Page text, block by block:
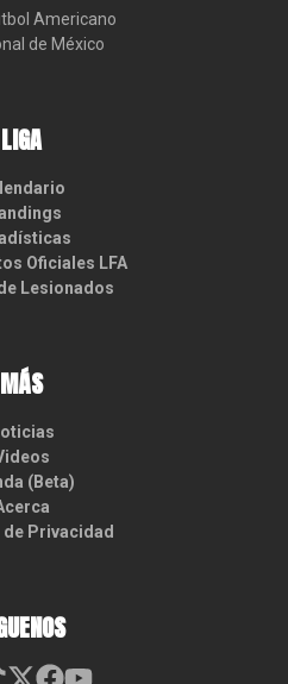
Americano
de México
LIGA
Oficiales LFA
Lesionados
MÁS
(Beta)
Privacidad